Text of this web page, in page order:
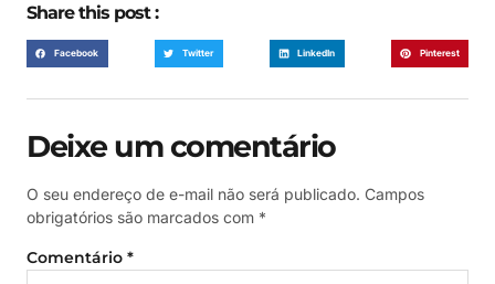
Share this post :
Facebook Twitter LinkedIn Pinterest
Deixe um comentário
O seu endereço de e-mail não será publicado. Campos
obrigatórios são marcados com *
Comentário *